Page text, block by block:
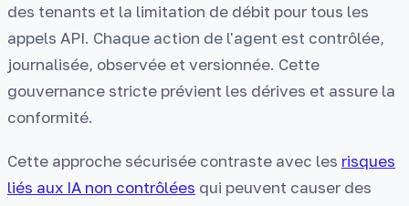
des tenants et la limitation de débit pour tous les
appels API. Chaque action de l'agent est contrôlée,
journalisée, observée et versionnée. Cette
gouvernance stricte prévient les dérives et assure la
conformité.
Cette approche sécurisée contraste avec les risques
liés aux IA non contrôlées qui peuvent causer des